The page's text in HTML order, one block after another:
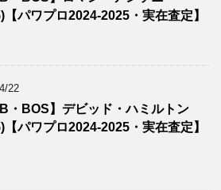
【パワプロ2024-2025・実在査定】
22
・BOS】デビッド・ハミルトン
【パワプロ2024-2025・実在査定】